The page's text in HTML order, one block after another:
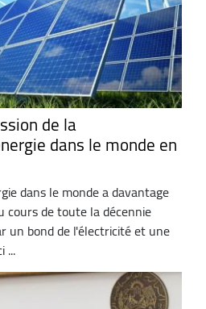
de la
dans le monde en
dans le monde a davantage
cours de toute la décennie
un bond de l'électricité et une
...